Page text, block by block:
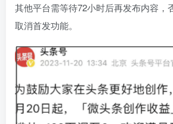
其他平台需等待72小时后再发布内容，
取消首发功能。